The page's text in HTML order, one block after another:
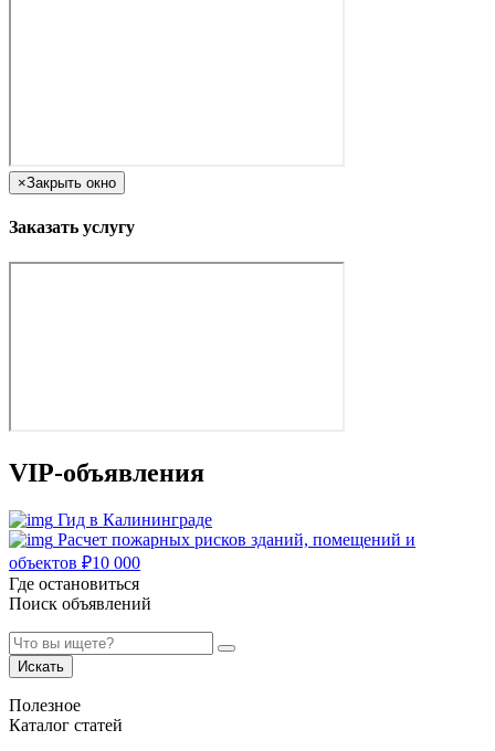
×Закрыть окно
Заказать услугу
VIP-объявления
Гид в Калининграде
Расчет пожарных рисков зданий, помещений и
объектов ₽10 000
Где остановиться
Поиск объявлений
Искать
Полезное
Каталог статей